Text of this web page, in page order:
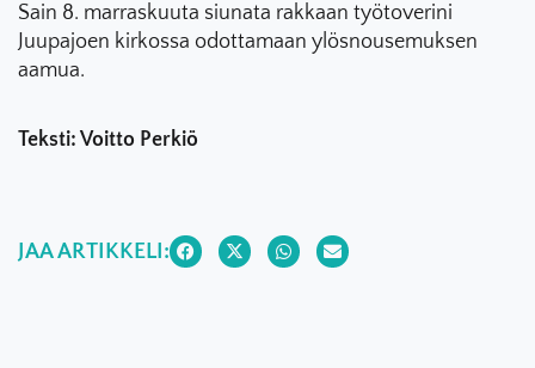
Sain 8. marraskuuta siunata rakkaan työtoverini
Juupajoen kirkossa odottamaan ylösnousemuksen
aamua.
Teksti: Voitto Perkiö
JAA ARTIKKELI: